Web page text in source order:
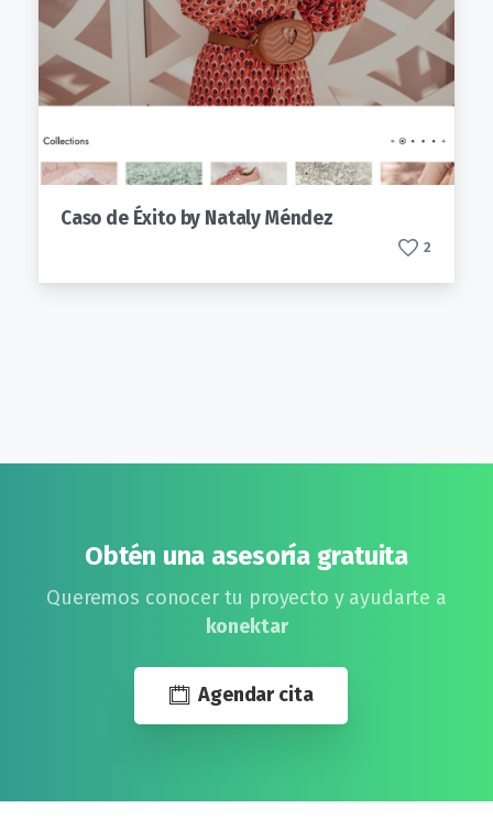
Caso de Éxito by Nataly Méndez
2
Obtén una asesoría gratuita
Queremos conocer tu proyecto y ayudarte a
konektar
Agendar cita